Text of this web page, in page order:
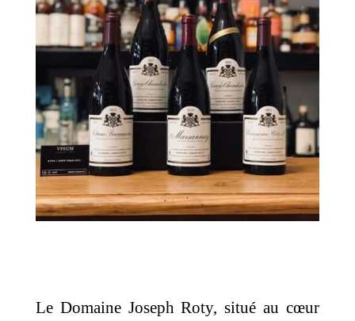
Le Domaine Joseph Roty, situé au cœur